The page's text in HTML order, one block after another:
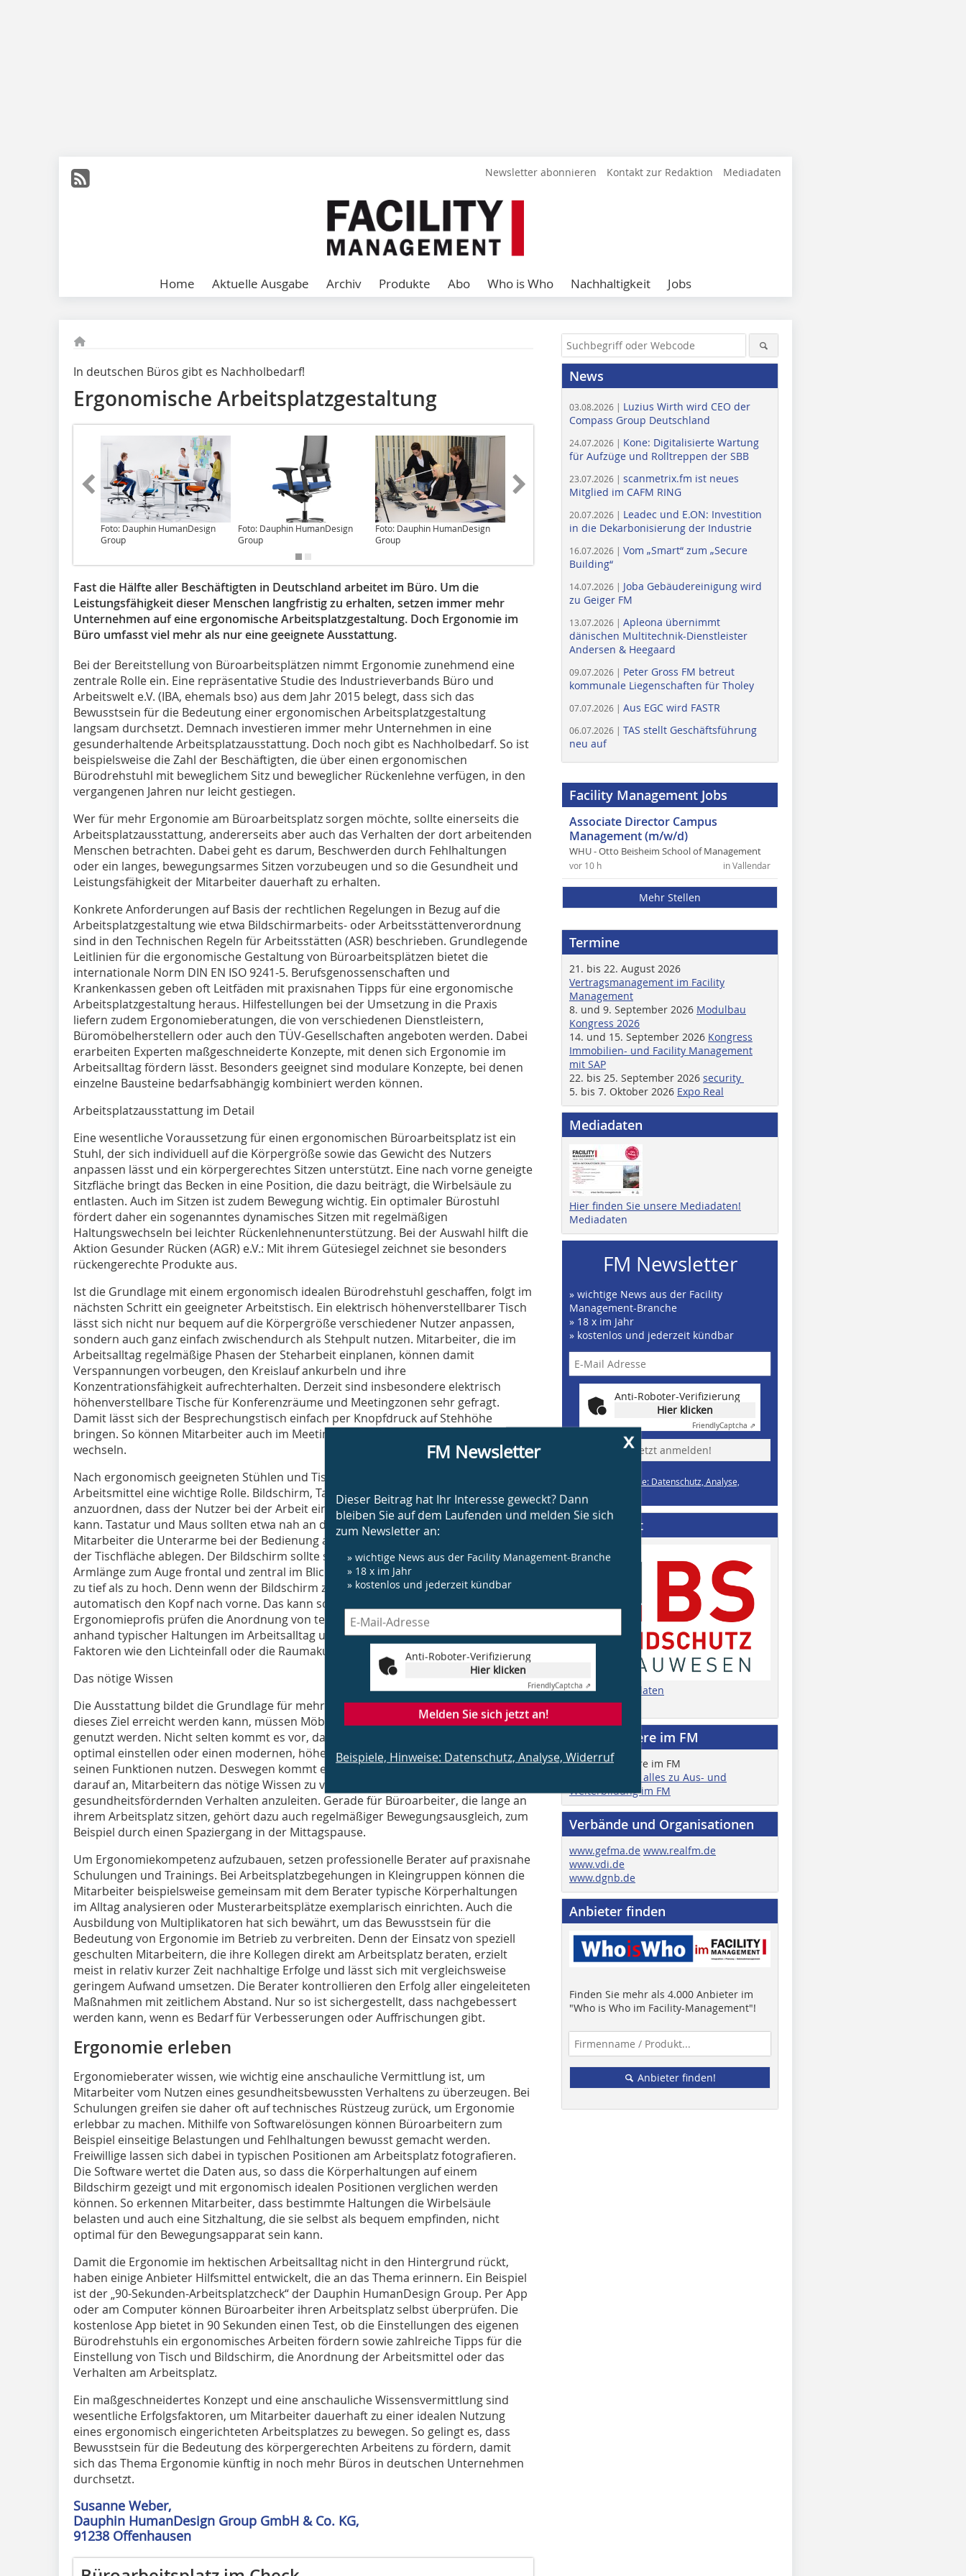
Newsletter abonnieren Kontakt zur Redaktion Mediadaten
Home Aktuelle Ausgabe Archiv Produkte Abo Who is Who Nachhaltigkeit Jobs
In deutschen Büros gibt es Nachholbedarf!
Ergonomische Arbeitsplatzgestaltung
Foto: Dauphin HumanDesign
Group
Foto: Dauphin HumanDesign
Group
Foto: Dauphin HumanDesign
Group
Foto: Dauphin HumanDesign
Foto: Dauphin HumanDesign
Fast die Hälfte aller Beschäftigten in Deutschland arbeitet im Büro. Um die
Leistungsfähigkeit dieser­ ­Menschen langfristig zu erhalten, setzen immer mehr
Unternehmen auf eine ergonomische Arbeitsplatz­gestaltung. Doch Ergonomie im
Büro umfasst viel mehr als nur eine geeignete Ausstattung.
Bei der Bereitstellung von Büroarbeitsplätzen nimmt Ergonomie zunehmend eine
zentrale Rolle ein. Eine repräsentative Studie des Industrieverbands Büro und
Arbeitswelt e.V. (IBA, ehemals bso) aus dem Jahr 2015 belegt, dass sich das
Bewusstsein für die Bedeutung einer ergonomischen Arbeitsplatzgestaltung
langsam durchsetzt. Demnach investieren immer mehr Unternehmen in eine
gesunderhaltende Arbeitsplatzausstattung. Doch noch gibt es Nachholbedarf. So ist
beispielsweise die Zahl der Beschäftigten, die über einen ergonomischen
Bürodrehstuhl mit beweglichem Sitz und beweglicher Rückenlehne verfügen, in den
vergangenen Jahren nur leicht gestiegen.
Wer für mehr Ergonomie am Büroarbeitsplatz sorgen möchte, sollte einerseits die
Arbeitsplatzausstattung, andererseits aber auch das Verhalten der dort arbeitenden
Menschen betrachten. Dabei geht es darum, Beschwerden durch Fehlhaltungen
oder ein langes, bewegungsarmes Sitzen vorzubeugen und so die Gesundheit und
Leistungsfähigkeit der Mitarbeiter dauerhaft zu erhalten.
Konkrete Anforderungen auf Basis der rechtlichen Regelungen in Bezug auf die
Arbeitsplatzgestaltung wie etwa Bildschirmarbeits- oder Arbeitsstättenverordnung
sind in den Technischen Regeln für Arbeitsstätten (ASR) beschrieben. Grundlegende
Leitlinien für die ergonomische Gestaltung von Büroarbeitsplätzen bietet die
internationale Norm DIN EN ISO 9241-5. Berufsgenossenschaften und
Krankenkassen geben oft Leitfäden mit praxisnahen Tipps für eine ergonomische
Arbeitsplatzgestaltung heraus. Hilfestellungen bei der Umsetzung in die Praxis
liefern zudem Ergonomieberatungen, die von verschiedenen Dienstleistern,
Büromöbelherstellern oder auch den TÜV-Gesellschaften angeboten werden. Dabei
erarbeiten Experten maßgeschneiderte Konzepte, mit denen sich Ergonomie im
Arbeitsalltag fördern lässt. Besonders geeignet sind modulare Konzepte, bei denen
einzelne Bausteine bedarfsabhängig kombiniert werden können.
Arbeitsplatzausstattung im Detail
Eine wesentliche Voraussetzung für ­einen ergonomischen Büroarbeitsplatz ist ein
Stuhl, der sich individuell auf die Körpergröße sowie das Gewicht des Nutzers
anpassen lässt und ein körpergerechtes Sitzen unterstützt. Eine nach vorne geneigte
Sitzfläche bringt das Becken in eine Position, die dazu beiträgt, die Wirbelsäule zu
entlasten. Auch im Sitzen ist zudem Bewegung wichtig. Ein optimaler Bürostuhl
fördert daher ein sogenanntes dynamisches Sitzen mit regelmäßigen
Haltungswechseln bei leichter Rückenlehnenunterstützung. Bei der Auswahl hilft die
Aktion Gesunder Rücken (AGR) e.V.: Mit ihrem Gütesiegel zeichnet sie besonders
rückengerechte Produkte aus.
Ist die Grundlage mit einem ergonomisch idealen Bürodrehstuhl geschaffen, folgt im
nächsten Schritt ein geeigneter Arbeitstisch. Ein elektrisch höhenverstellbarer Tisch
lässt sich nicht nur bequem auf die Körpergröße verschiedener Nutzer anpassen,
sondern auch ganz einfach zwischendurch als Stehpult nutzen. Mitarbeiter, die im
Arbeitsalltag ­regelmäßige Phasen der Steharbeit ein­planen, können damit
Verspannungen vorbeugen, den Kreislauf ankurbeln und ihre
Konzentrationsfähigkeit aufrechterhalten. Derzeit sind insbesondere elektrisch
höhenverstellbare Tische für Konferenzräume und Meetingzonen sehr gefragt.
Damit lässt sich der Besprechungstisch einfach per Knopfdruck auf Stehhöhe
bringen. So können Mitarbeiter auch ­im Meeting zwischen Sitzen und Stehen
wechseln.
Nach ergonomisch geeigneten Stühlen und Tischen spielen auch Technik und
Arbeitsmittel eine wichtige Rolle. Bildschirm, Tastatur, Telefon und Co. sind so
anzuordnen, dass der Nutzer bei der Arbeit eine körpergerechte Haltung einnehmen
kann. Tastatur und Maus sollten etwa nah an der Tischkante liegen. So kann der
Mitarbeiter die Unterarme bei der Bedienung auf den Armlehnen des Stuhls oder
der Tischfläche ablegen. Der Bildschirm sollte sich bei einem Abstand von etwa einer
Armlänge zum Auge frontal und zentral im Blickfeld befinden. Im Zweifel gilt: besser
zu tief als zu hoch. Denn wenn der Bildschirm zu hoch ist, schiebt der Nutzer
automatisch den Kopf nach vorne. Das kann schnell zu Verspannungen führen.
Ergonomieprofis prüfen die Anordnung von technischen Hilfs- und Arbeitsmitteln
anhand typischer Haltungen im Arbeitsall­­tag und achten dabei auch auf externe
Faktoren wie den Lichteinfall oder die Raumakustik.
Das nötige Wissen
Die Ausstattung bildet die Grundlage für mehr Ergonomie am Arbeitsplatz. Damit
dieses Ziel erreicht werden kann, müssen Möbel und Arbeitsmittel aber auch richtig
genutzt werden. Nicht selten kommt es vor, dass Mitarbeiter Bürodrehstühle nicht
optimal einstellen oder einen modernen, höhenverstellbaren Tisch nicht in allen
seinen Funktionen nutzen. Deswegen kommt es beim Thema Ergonomie immer auch
darauf an, Mitarbeitern das nötige Wissen zu vermitteln und sie zu einem
gesundheitsfördernden Verhalten anzuleiten. Gerade für Büroarbeiter, die lange an
ihrem Arbeitsplatz sitzen, gehört dazu auch regelmäßiger Bewegungsausgleich, zum
Beispiel durch einen Spaziergang in der Mittagspause.
Um Ergonomiekompetenz aufzubauen, setzen professionelle Berater auf praxisnahe
Schulungen und Trainings. Bei Arbeitsplatzbegehungen in Kleingruppen können die
Mitarbeiter beispielsweise gemeinsam mit dem Berater typische Körperhaltungen
im Alltag analysieren oder Musterarbeitsplätze exemplarisch einrichten. Auch die
Ausbildung von Multiplikatoren hat sich bewährt, um das Bewusstsein für die
Bedeutung von Ergonomie im Betrieb zu verbreiten. Denn der Einsatz von speziell
geschulten Mitarbeitern, die ihre Kollegen direkt am Arbeitsplatz beraten, erzielt
meist in relativ kurzer Zeit nachhaltige Erfolge und lässt sich mit vergleichsweise
geringem Aufwand umsetzen. Die Berater kontrollieren den Erfolg aller eingeleiteten
Maßnahmen mit zeitlichem Abstand. Nur so ist sichergestellt, dass nachgebessert
werden kann, wenn es Bedarf für Verbesserungen oder Auffrischungen gibt.
Ergonomie erleben
Ergonomieberater wissen, wie wichtig eine anschauliche Vermittlung ist, um
Mitarbeiter vom Nutzen eines gesundheitsbewussten Verhaltens zu überzeugen. Bei
Schulungen greifen sie daher oft auf technisches Rüstzeug zurück, um Ergonomie
erlebbar zu machen. Mithilfe von Softwarelösungen können Büroarbeitern zum
Beispiel einseitige Belastungen und Fehlhaltungen bewusst gemacht werden.
Freiwillige lassen sich dabei in typischen Positionen am Arbeitsplatz fotografieren.
Die Software wertet die Daten aus, so dass die Körperhaltungen auf einem
Bildschirm gezeigt und mit ergonomisch idealen Positionen verglichen werden
können. So erkennen Mitarbeiter, dass bestimmte Haltungen die Wirbelsäule
belasten und auch eine Sitzhaltung, die sie selbst als bequem empfinden, nicht
optimal für den Bewegungsapparat sein kann.
Damit die Ergonomie im hektischen Arbeitsalltag nicht in den Hintergrund rückt,
haben einige Anbieter Hilfsmittel entwickelt, die an das Thema erinnern. Ein Beispiel
ist der „90-Sekunden-Arbeitsplatzcheck“ der Dauphin HumanDesign Group. Per App
oder am Computer können Büroarbeiter ihren Arbeitsplatz selbst überprüfen. Die
kostenlose App bietet in 90 Sekunden einen Test, ob die Einstellungen des eigenen
Bürodrehstuhls ein ergonomisches Arbeiten fördern sowie zahlreiche Tipps für die
Einstellung von Tisch und Bildschirm, die Anordnung der Arbeitsmittel oder das
Verhalten am Arbeitsplatz.
Ein maßgeschneidertes Konzept und ­eine anschauliche Wissensvermittlung sind
wesentliche Erfolgsfaktoren, um Mitarbeiter dauerhaft zu einer idealen Nutzung
eines ergonomisch eingerich­teten Arbeitsplatzes zu bewegen. So gelingt es, dass
Bewusstsein für die Bedeutung des körpergerechten Arbeitens zu fördern, damit
sich das Thema Ergonomie künftig in noch mehr Büros in deutschen Unternehmen
durchsetzt.
Susanne Weber,
Dauphin HumanDesign Group GmbH & Co. KG,
91238 Offenhausen
x
FM Newsletter
Dieser Beitrag hat Ihr Interesse geweckt? Dann
bleiben Sie auf dem Laufenden und melden Sie sich
zum Newsletter an:
» wichtige News aus der Facility Management-Branche
» 18 x im Jahr
» kostenlos und jederzeit kündbar
Anti-Roboter-Verifizierung
Hier klicken
FriendlyCaptcha ⇗
Melden Sie sich jetzt an!
Beispiele, Hinweise: Datenschutz, Analyse, Widerruf
News
03.08.2026 | Luzius Wirth wird CEO der
Compass Group Deutschland
24.07.2026 | Kone: Digitalisierte Wartung
für Aufzüge und Rolltreppen der SBB
23.07.2026 | scanmetrix.fm ist neues
Mitglied im CAFM RING
20.07.2026 | Leadec und E.ON: Investition
in die Dekarbonisierung der Industrie
16.07.2026 | Vom „Smart“ zum „Secure
Building“
14.07.2026 | Joba Gebäudereinigung wird
zu Geiger FM
13.07.2026 | Apleona übernimmt
dänischen Multitechnik-Dienstleister
Andersen & Heegaard
09.07.2026 | Peter Gross FM betreut
kommunale Liegenschaften für Tholey
07.07.2026 | Aus EGC wird FASTR
06.07.2026 | TAS stellt Geschäftsführung
neu auf
Facility Management Jobs
Associate Director Campus
Management (m/w/d)
WHU - Otto Beisheim School of Management
in Vallendar
vor 10 h
Mehr Stellen
Termine
21. bis 22. August 2026
Vertragsmanagement im Facility
Management
8. und 9. September 2026 Modulbau
Kongress 2026
14. und 15. September 2026 Kongress
Immobilien- und Facility Management
mit SAP
22. bis 25. September 2026 security
5. bis 7. Oktober 2026 Expo Real
Mediadaten
Hier finden Sie unsere Mediadaten!
Mediadaten
FM Newsletter
» wichtige News aus der Facility
Management-Branche
» 18 x im Jahr
» kostenlos und jederzeit kündbar
Anti-Roboter-Verifizierung
Hier klicken
FriendlyCaptcha ⇗
» Jetzt anmelden!
Beispiele, Hinweise: Datenschutz, Analyse,
Supplement
Zu den Mediadaten
Zur Homepage
Job & Karriere im FM
Hier finden Sie alles zu Aus- und
Weiterbildung im FM
Verbände und Organisationen
www.gefma.de www.realfm.de
www.vdi.de
www.dgnb.de
Anbieter finden
Finden Sie mehr als 4.000 Anbieter im
"Who is Who im Facility-Management"!
Anbieter finden!